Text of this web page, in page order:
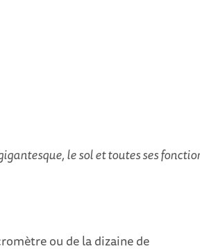
le sol et toutes ses
ou de la dizaine de